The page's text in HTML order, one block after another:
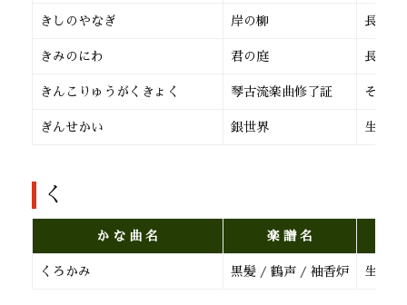
きしのやなぎ 岸の柳 長 唄
きみのにわ 君の庭 長 唄
きんこりゅうがくきょく 琴古流楽曲修了証 その他
ぎんせかい 銀世界 生田流
く
か な 曲 名 楽 譜 名
くろかみ 黒髪 / 鶴声 / 袖香炉 生田流